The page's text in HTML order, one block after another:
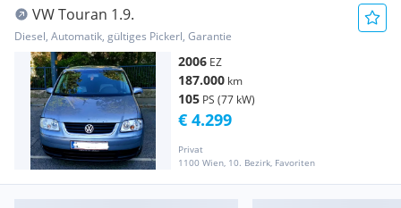
VW Touran 1.9.
Diesel, Automatik, gültiges Pickerl, Garantie
2006 EZ
187.000 km
105 PS (77 kW)
Privat
1100 Wien, 10. Bezirk, Favoriten
€ 4.299